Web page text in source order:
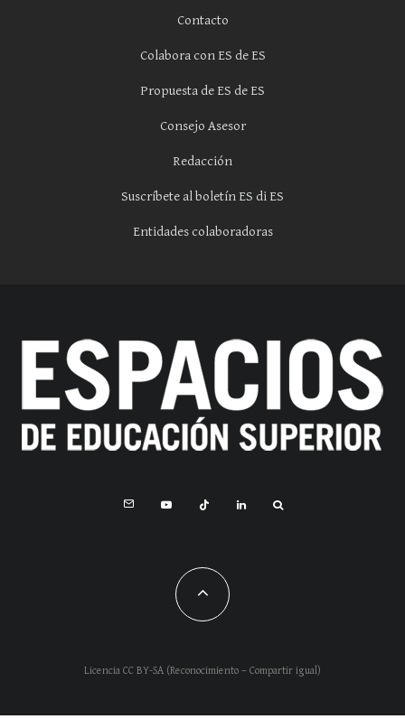
Contacto
Colabora con ES de ES
Propuesta de ES de ES
Consejo Asesor
Redacción
Suscríbete al boletín ES di ES
Entidades colaboradoras
Licencia CC BY-SA (Reconocimiento – Compartir igual)